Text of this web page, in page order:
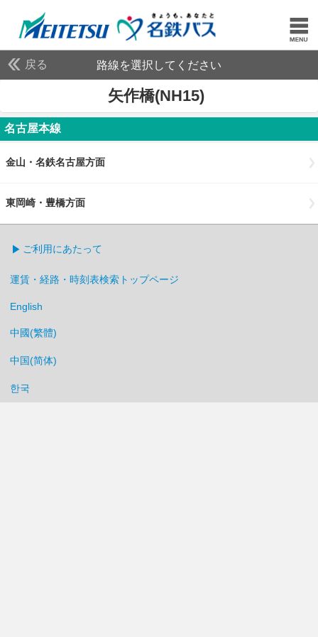
戻る 路線を選択してください
矢作橋(NH15)
名古屋本線
金山・名鉄名古屋方面
東岡崎・豊橋方面
ご利用にあたって
運賃・経路・時刻表検索トップページ
English
中國(繁體)
中国(简体)
한국